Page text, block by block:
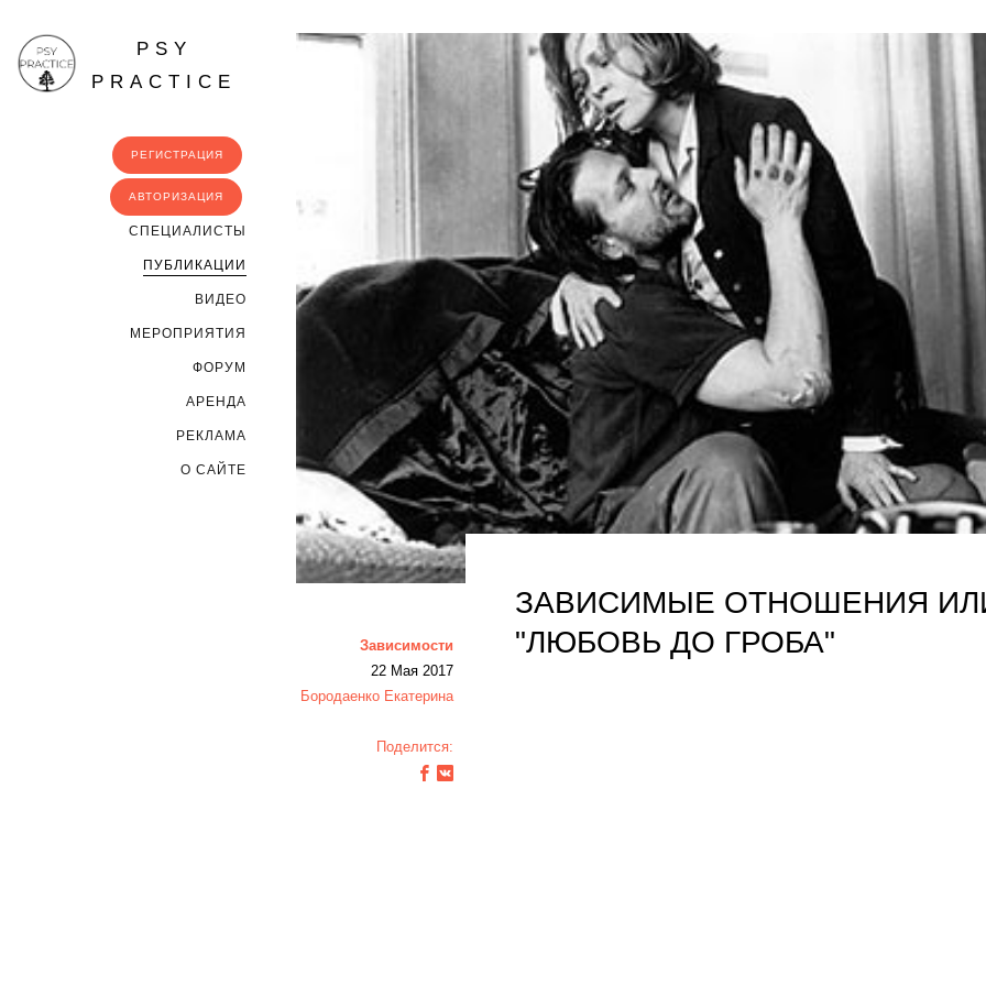
PSY
PRACTICE
РЕГИСТРАЦИЯ
АВТОРИЗАЦИЯ
CПЕЦИАЛИСТЫ
ПУБЛИКАЦИИ
ВИДЕО
МЕРОПРИЯТИЯ
ФОРУМ
АРЕНДА
РЕКЛАМА
О САЙТЕ
Зависимости
22 Мая 2017
Бородаенко Екатерина
Поделится:
ЗАВИСИМЫЕ ОТНОШЕНИЯ
"ЛЮБОВЬ ДО ГРОБА"